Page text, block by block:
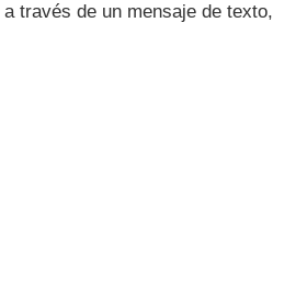
través de un mensaje de texto,